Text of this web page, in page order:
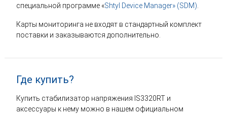
специальной программе «Shtyl Device Manager» (SDM)
Карты мониторинга не входят в стандартный комплект
поставки и заказываются дополнительно.
Где купить?
Купить стабилизатор напряжения IS3320RT и
аксессуары к нему можно в нашем официальном